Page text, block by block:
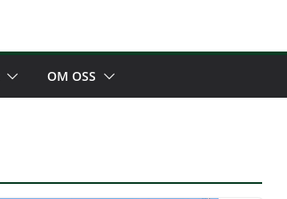
OM OSS